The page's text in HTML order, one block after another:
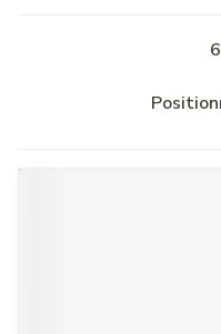
6
Trier par: